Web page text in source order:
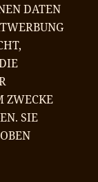
DATEN
ZWECKE
SIE